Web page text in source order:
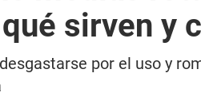
sirven y
por el uso y